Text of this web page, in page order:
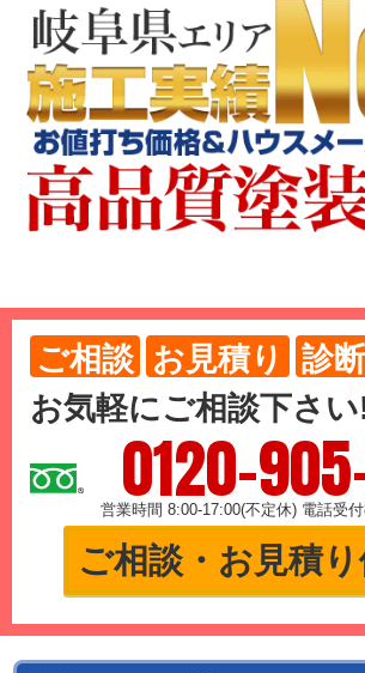
ご相談 お見積り 診断
お気軽にご相談下さ
0120-
営業時間 8:00-17:00(不定休) 電話受
ご相談・お見積